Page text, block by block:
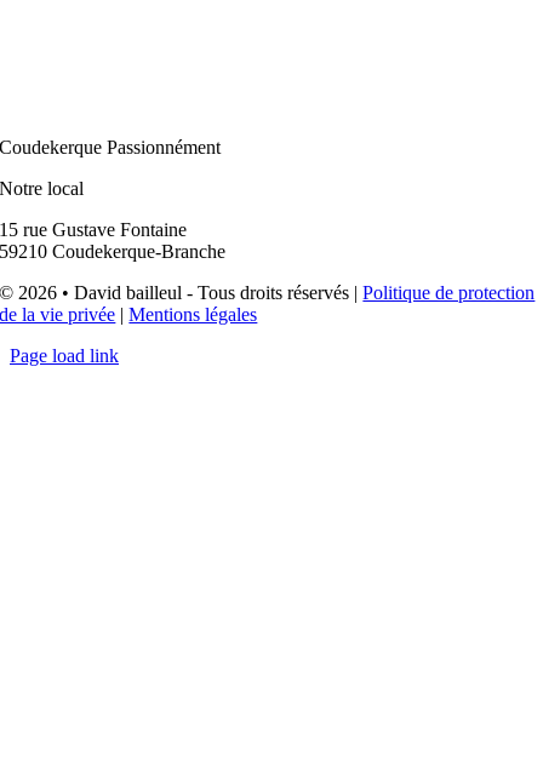
Coudekerque Passionnément
Notre local
15 rue Gustave Fontaine
59210 Coudekerque-Branche
© 2026 • David bailleul - Tous droits réservés |Politique de protection
de la vie privée |Mentions légales
Page load link